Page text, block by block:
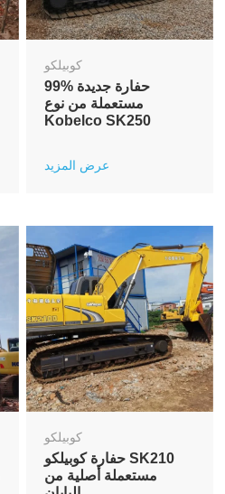
كوبيلكو
99% حفارة جديدة
مستعملة من نوع
Kobelco SK250
عرض المزيد
كوبيلكو
حفارة كوبيلكو SK210
مستعملة أصلية من